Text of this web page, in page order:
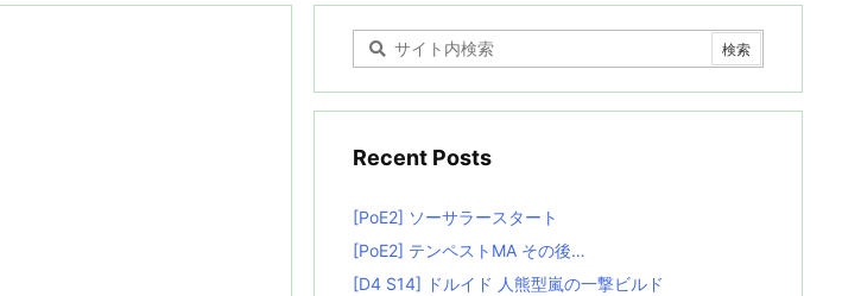
Recent Posts
[PoE2] ソーサラースタート
[PoE2] テンペストMA その後…
[D4 S14] ドルイド 人熊型嵐の一撃ビルド